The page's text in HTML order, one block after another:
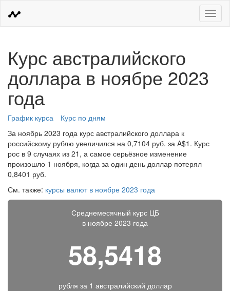
Меню
Курс австралийского
доллара в ноябре 2023
года
График курса
Курс по дням
За ноябрь 2023 года курс австралийского доллара к
российскому рублю увеличился на 0,7104 руб. за A$1. Курс
рос в 9 случаях из 21, а самое серьёзное изменение
произошло 1 ноября, когда за один день доллар потерял
0,8401 руб.
См. также: курсы валют в ноябре 2023 года
Среднемесячный курс ЦБ
в ноябре 2023 года
58,5418
рубля за 1 австралийский доллар